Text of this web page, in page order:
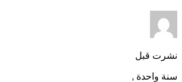
نشرت قبل
سنة واحدة ,